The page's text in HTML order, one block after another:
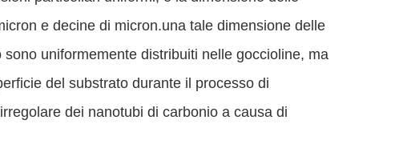
e decine di micron.una tale dimensione delle
uniformemente distribuiti nelle goccioline, ma
del substrato durante il processo di
dei nanotubi di carbonio a causa di